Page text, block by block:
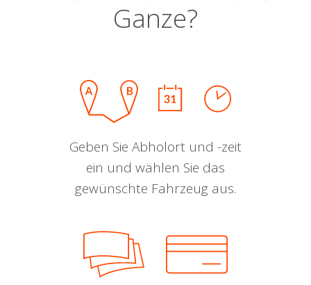
Ganze?
Geben Sie Abholort und -zeit
ein und wählen Sie das
gewünschte Fahrzeug aus.